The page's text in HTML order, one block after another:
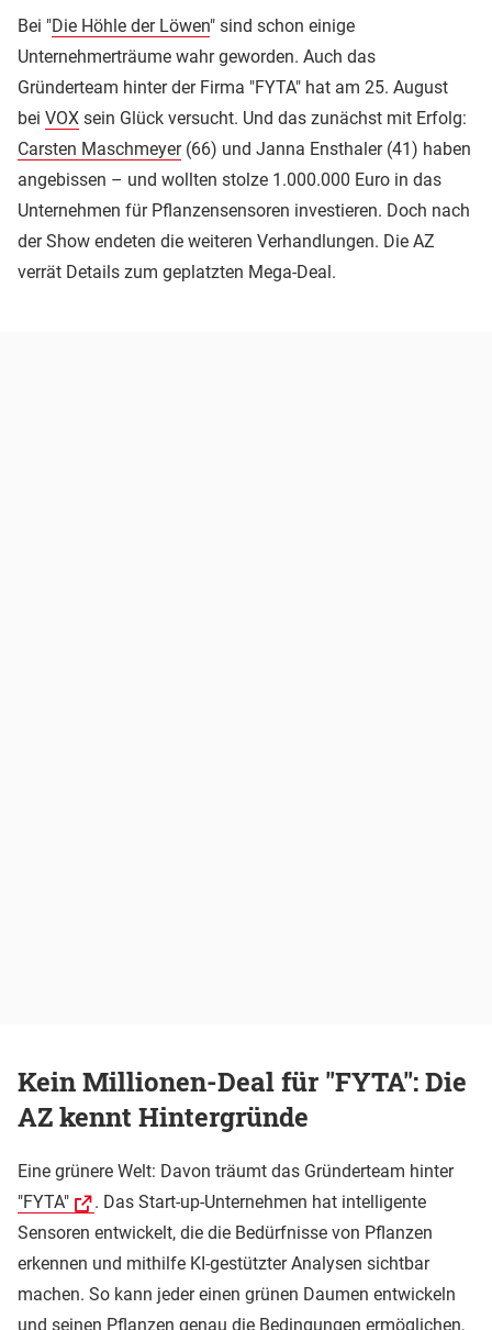
Bei "Die Höhle der Löwen" sind schon einige
Unternehmerträume wahr geworden. Auch das
Gründerteam hinter der Firma "FYTA" hat am 25. August
bei VOX sein Glück versucht. Und das zunächst mit Erfolg:
Carsten Maschmeyer(66) und Janna Ensthaler (41) haben
angebissen – und wollten stolze 1.000.000 Euro in das
Unternehmen für Pflanzensensoren investieren. Doch nach
der Show endeten die weiteren Verhandlungen. Die AZ
verrät Details zum geplatzten Mega-Deal.
Kein Millionen-Deal für "FYTA": Die
AZ kennt Hintergründe
Eine grünere Welt: Davon träumt das Gründerteam hinter
"FYTA"
. Das Start-up-Unternehmen hat intelligente
Sensoren entwickelt, die die Bedürfnisse von Pflanzen
erkennen und mithilfe KI-gestützter Analysen sichtbar
machen. So kann jeder einen grünen Daumen entwickeln
und seinen Pflanzen genau die Bedingungen ermöglichen,